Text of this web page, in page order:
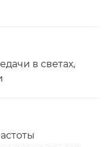
в светах,